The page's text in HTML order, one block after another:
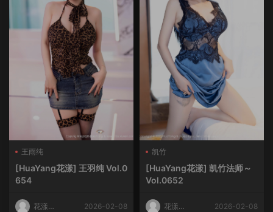
王雨纯
[HuaYang花漾] 王羽纯 Vol.0
654
花漾
2026-02-08
凯竹
[HuaYang花漾] 凯竹法师～
Vol.0652
花漾
2026-02-08